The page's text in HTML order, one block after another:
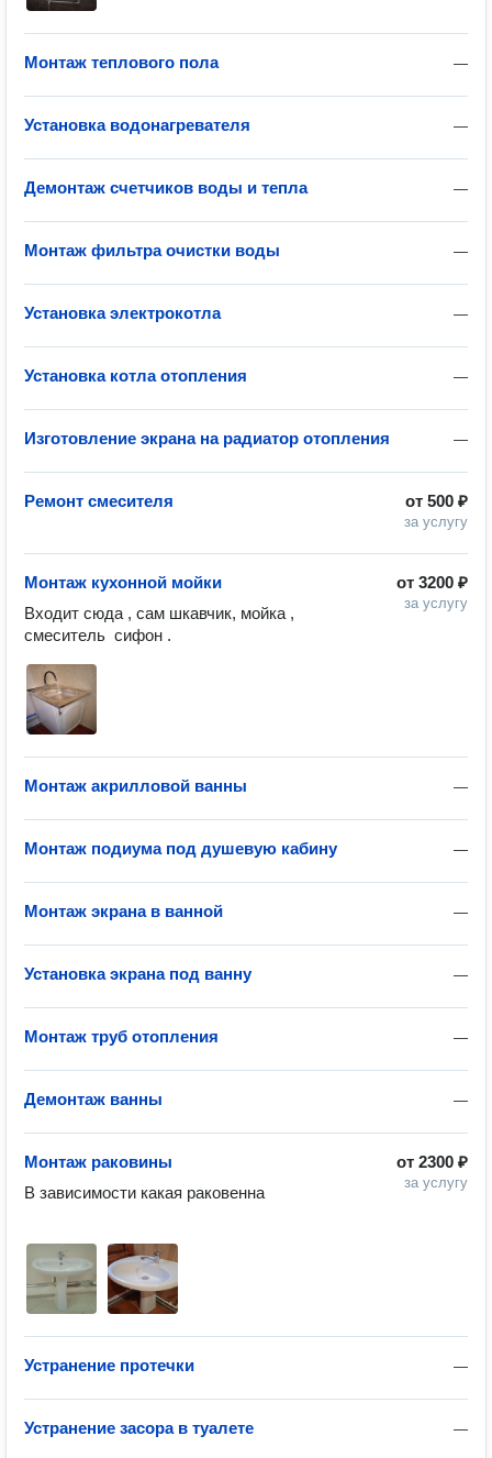
—
Монтаж теплового пола
—
Установка водонагревателя
—
Демонтаж счетчиков воды и тепла
—
Монтаж фильтра очистки воды
—
Установка электрокотла
—
Установка котла отопления
—
Изготовление экрана на радиатор отопления
от 500 ₽
за услугу
Ремонт смесителя
от 3200 ₽
за услугу
Монтаж кухонной мойки
Входит сюда , сам шкавчик, мойка ,
смеситель  сифон .
—
Монтаж акрилловой ванны
—
Монтаж подиума под душевую кабину
—
Монтаж экрана в ванной
—
Установка экрана под ванну
—
Монтаж труб отопления
—
Демонтаж ванны
от 2300 ₽
за услугу
Монтаж раковины
В зависимости какая раковенна
—
Устранение протечки
—
Устранение засора в туалете